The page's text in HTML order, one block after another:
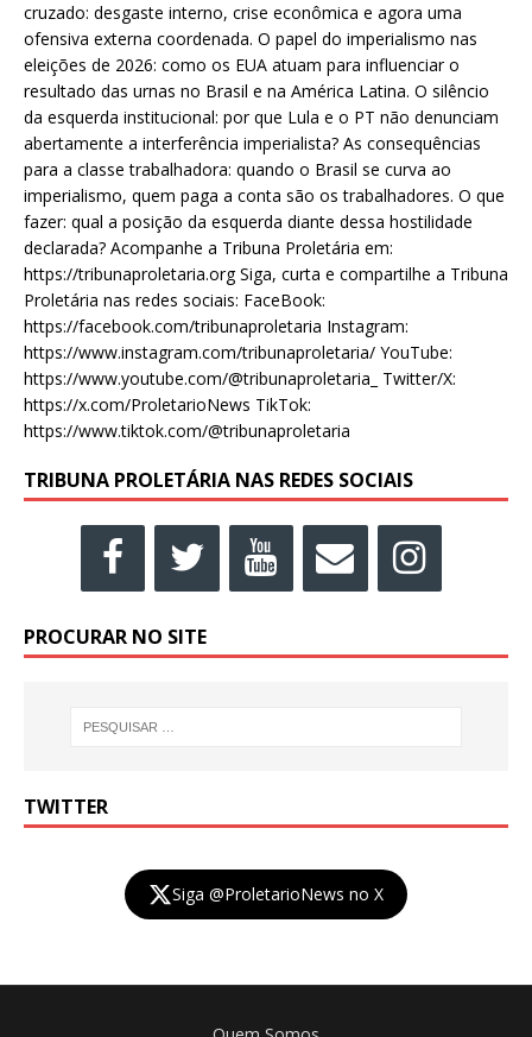
cruzado: desgaste interno, crise econômica e agora uma
ofensiva externa coordenada. O papel do imperialismo nas
eleições de 2026: como os EUA atuam para influenciar o
resultado das urnas no Brasil e na América Latina. O silêncio
da esquerda institucional: por que Lula e o PT não denunciam
abertamente a interferência imperialista? As consequências
para a classe trabalhadora: quando o Brasil se curva ao
imperialismo, quem paga a conta são os trabalhadores. O que
fazer: qual a posição da esquerda diante dessa hostilidade
declarada? Acompanhe a Tribuna Proletária em:
https://tribunaproletaria.org Siga, curta e compartilhe a Tribuna
Proletária nas redes sociais: FaceBook:
https://facebook.com/tribunaproletaria Instagram:
https://www.instagram.com/tribunaproletaria/ YouTube:
https://www.youtube.com/@tribunaproletaria_ Twitter/X:
https://x.com/ProletarioNews TikTok:
https://www.tiktok.com/@tribunaproletaria
TRIBUNA PROLETÁRIA NAS REDES SOCIAIS
PROCURAR NO SITE
TWITTER
Siga @ProletarioNews no X